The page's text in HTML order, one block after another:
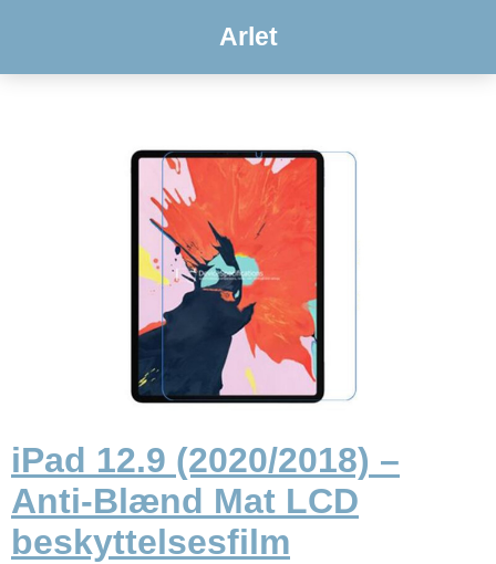
Arlet
iPad 12.9 (2020/2018) –
Anti-Blænd Mat LCD
beskyttelsesfilm